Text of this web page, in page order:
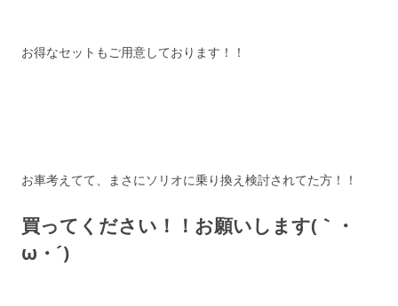
お得なセットもご用意しております！！
お車考えてて、まさにソリオに乗り換え検討されてた方！！
買ってください！！お願いします(｀・
ω・´)ゞ